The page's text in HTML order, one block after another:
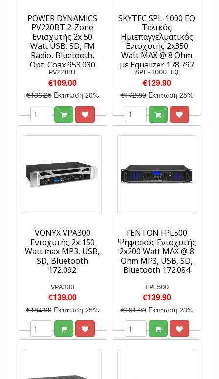
POWER DYNAMICS
PV220BT 2-Zone
Eνισχυτής 2x 50
Watt USB, SD, FM
Radio, Bluetooth,
Opt, Coax 953.030
PV220BT
€109.00
€136.25 Έκπτωση 20%
SKYTEC SPL-1000 EQ
Τελικός
Ημιεπαγγελματικός
Ενισχυτής 2x350
Watt MAX @ 8 Ohm
με Equalizer 178.797
SPL-1000 EQ
€129.90
€172.80 Έκπτωση 25%
VONYX VPA300
Ενισχυτής 2x 150
Watt max MP3, USB,
SD, Bluetooth
172.092
VPA300
€139.00
€184.90 Έκπτωση 25%
FENTON FPL500
Ψηφιακός Ενισχυτής
2x200 Watt MAX @ 8
Ohm MP3, USB, SD,
Bluetooth 172.084
FPL500
€139.90
€181.90 Έκπτωση 23%